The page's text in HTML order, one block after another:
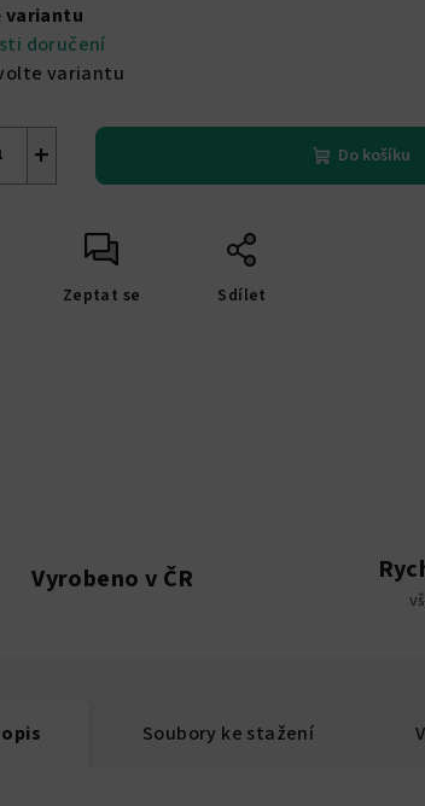
variantu
doručení
variantu
+ Do košíku
Zeptat se Sdílet
Vyrobeno v ČR
Soubory ke stažení